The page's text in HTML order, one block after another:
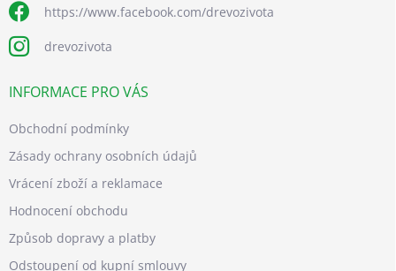
https://www.facebook.com/drevozivota
drevozivota
INFORMACE PRO VÁS
Obchodní podmínky
Zásady ochrany osobních údajů
Vrácení zboží a reklamace
Hodnocení obchodu
Způsob dopravy a platby
Odstoupení od kupní smlouvy